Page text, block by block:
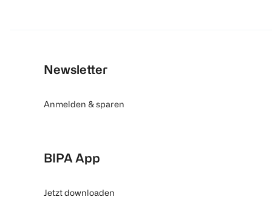
Newsletter
Anmelden & sparen
BIPA App
Jetzt downloaden